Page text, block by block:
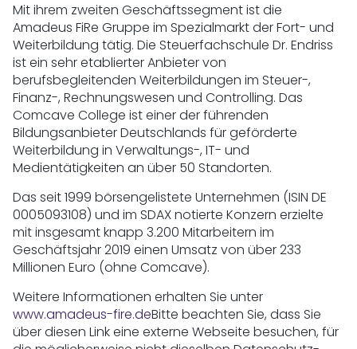
Mit ihrem zweiten Geschäftssegment ist die
Amadeus FiRe Gruppe im Spezialmarkt der Fort- und
Weiterbildung tätig. Die Steuerfachschule Dr. Endriss
ist ein sehr etablierter Anbieter von
berufsbegleitenden Weiterbildungen im Steuer-,
Finanz-, Rechnungswesen und Controlling. Das
Comcave College ist einer der führenden
Bildungsanbieter Deutschlands für geförderte
Weiterbildung in Verwaltungs-, IT- und
Medientätigkeiten an über 50 Standorten.
Das seit 1999 börsengelistete Unternehmen (ISIN DE
0005093108) und im SDAX notierte Konzern erzielte
mit insgesamt knapp 3.200 Mitarbeitern im
Geschäftsjahr 2019 einen Umsatz von über 233
Millionen Euro (ohne Comcave).
Weitere Informationen erhalten Sie unter
www.amadeus-fire.deBitte beachten Sie, dass Sie
über diesen Link eine externe Webseite besuchen, für